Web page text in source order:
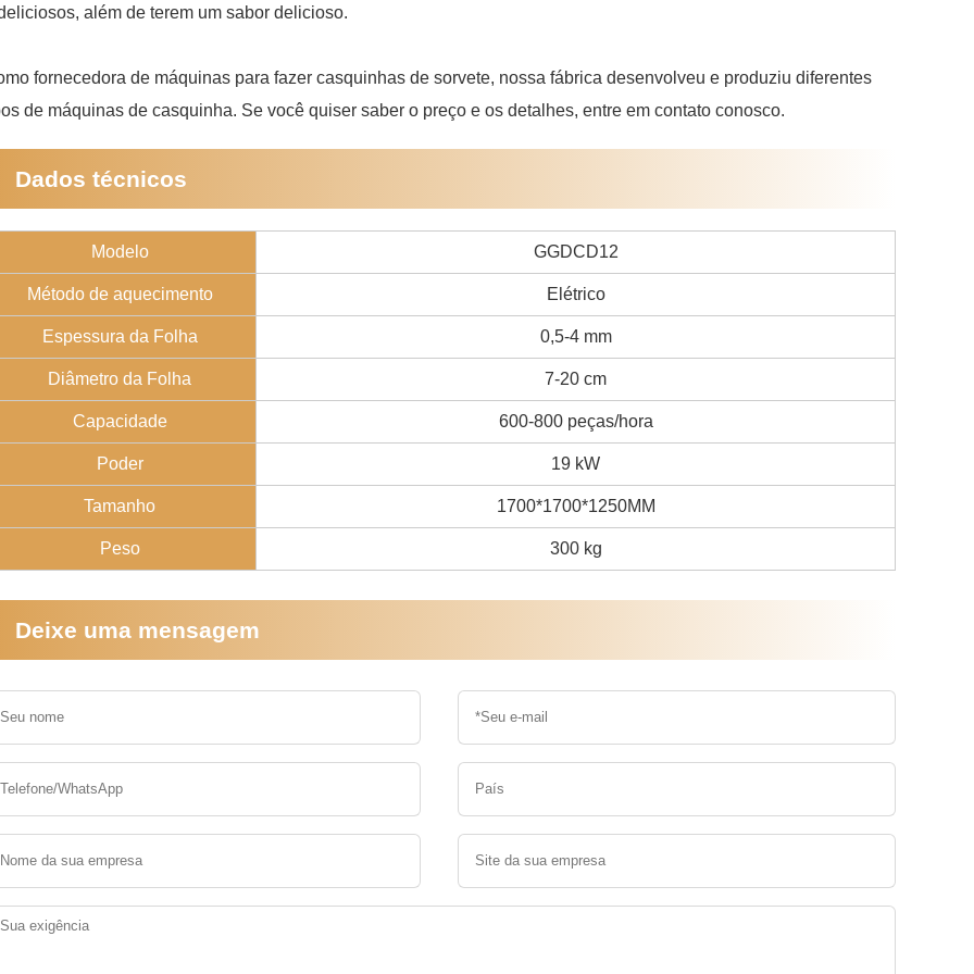
além de terem um sabor delicioso.
fornecedora de máquinas para fazer casquinhas de sorvete, nossa fábrica desenvolveu e produziu diferentes
de máquinas de casquinha. Se você quiser saber o preço e os detalhes, entre em contato conosco.
Dados técnicos
Modelo GGDCD12
Método de aquecimento Elétrico
Espessura da Folha 0,5-4 mm
Diâmetro da Folha 7-20 cm
Capacidade 600-800 peças/hora
Poder 19 kW
Tamanho 1700*1700*1250MM
Peso 300 kg
Deixe uma mensagem